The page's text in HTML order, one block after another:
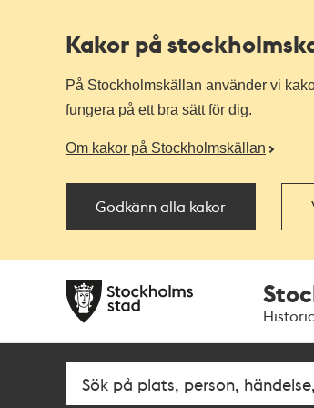
Kakor på
På Stockholmskällan använder vi
fungera på ett bra sätt för dig.
Om kakor på Stockholmskällan
Godkänn alla kakor
navigationen
huvudinnehållet
SökFritextsök